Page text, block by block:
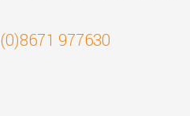
977630